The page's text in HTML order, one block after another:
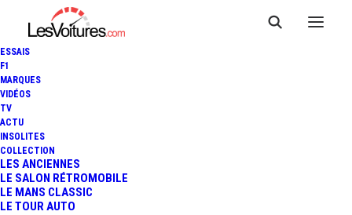
ESSAIS
F1
MARQUES
VIDÉOS
TV
ACTU
INSOLITES
COLLECTION
LES ANCIENNES
LE SALON RÉTROMOBILE
LE MANS CLASSIC
LE TOUR AUTO
MONACO : DANS LES
COULISSES DE CITROËN